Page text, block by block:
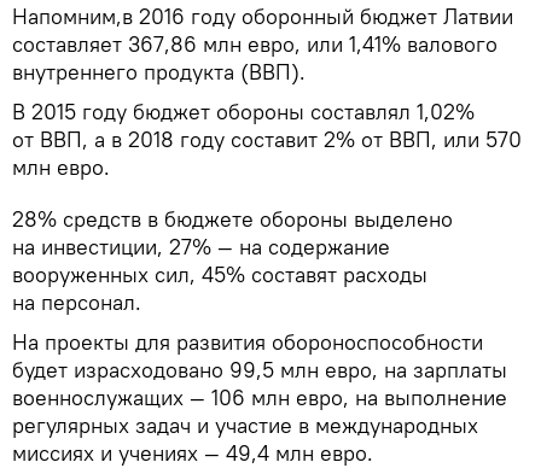
Напомним,в 2016 году оборонный бюджет Латвии
составляет 367,86 млн евро, или 1,41% валового
внутреннего продукта (ВВП).
В 2015 году бюджет обороны составлял 1,02%
от ВВП, а в 2018 году составит 2% от ВВП, или 570
млн евро.
28% средств в бюджете обороны выделено
на инвестиции, 27% — на содержание
вооруженных сил, 45% составят расходы
на персонал.
На проекты для развития обороноспособности
будет израсходовано 99,5 млн евро, на зарплаты
военнослужащих — 106 млн евро, на выполнение
регулярных задач и участие в международных
миссиях и учениях — 49,4 млн евро.